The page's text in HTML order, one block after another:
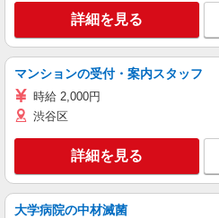
詳細を見る
マンションの受付・案内スタッフ
時給 2,000円
渋谷区
詳細を見る
大学病院の中材滅菌